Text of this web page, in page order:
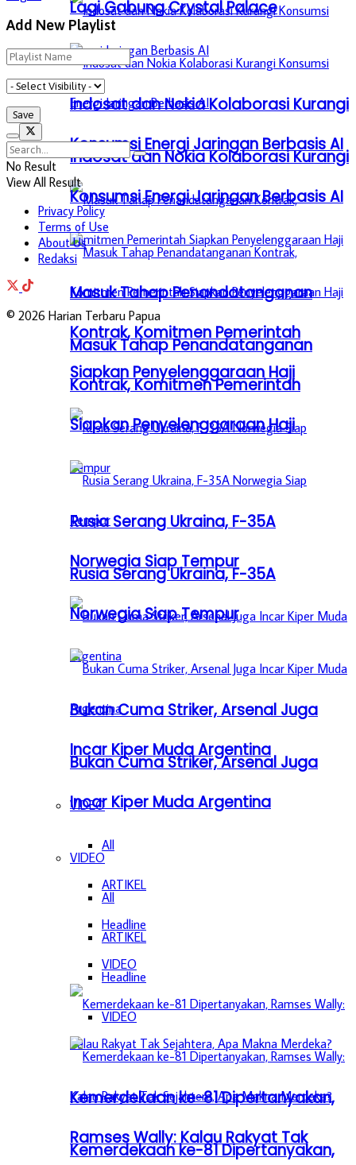
Indosat dan Nokia Kolaborasi Kurangi
Konsumsi Energi Jaringan Berbasis AI
Masuk Tahap Penandatanganan
Kontrak, Komitmen Pemerintah
Siapkan Penyelenggaraan Haji
Rusia Serang Ukraina, F-35A
Norwegia Siap Tempur
Bukan Cuma Striker, Arsenal Juga
Incar Kiper Muda Argentina
VIDEO
All
ARTIKEL
Headline
VIDEO
Kemerdekaan ke-81 Dipertanyakan,
Ramses Wally: Kalau Rakyat Tak
Lagi Gabung Crystal Palace
Indosat dan Nokia Kolaborasi Kurangi
Konsumsi Energi Jaringan Berbasis AI
Masuk Tahap Penandatanganan
Kontrak, Komitmen Pemerintah
Siapkan Penyelenggaraan Haji
Rusia Serang Ukraina, F-35A
Norwegia Siap Tempur
Bukan Cuma Striker, Arsenal Juga
Incar Kiper Muda Argentina
VIDEO
All
ARTIKEL
Headline
VIDEO
Kemerdekaan ke-81 Dipertanyakan,
Add New Playlist
No Result
View All Result
Privacy Policy
Terms of Use
About Us
Redaksi
© 2026 Harian Terbaru Papua